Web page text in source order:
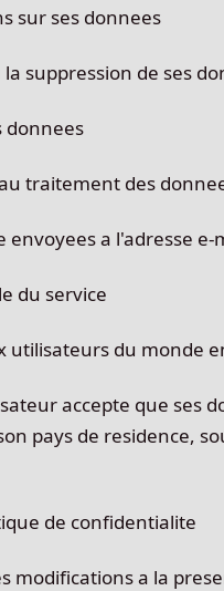
sur ses donnees
suppression de ses
donnees
traitement des
a l'adresse
du service
utilisateurs du monde
accepte que ses
pays de residence,
de confidentialite
modifications a la